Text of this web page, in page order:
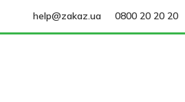
help@zakaz.ua 0800 20 20 20